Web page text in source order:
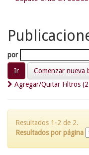
por
Comenzar nueva
Agregar/Quitar Filtros
Resultados 1-2 de 2.
Resultados por página